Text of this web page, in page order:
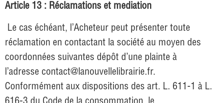
Article 13 : Réclamations et mediation
Le cas échéant, l’Acheteur peut présenter toute
réclamation en contactant la société au moyen des
coordonnées suivantes dépôt d’une plainte à
l’adresse contact@lanouvellelibrairie.fr.
Conformément aux dispositions des art. L. 611-1 à L.
616-3 du Code de la consommation, le